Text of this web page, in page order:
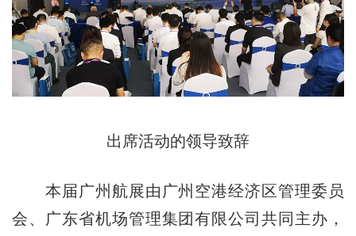
出席活动的领导致辞
本届广州航展由广州空港经济区管理委员
会、广东省机场管理集团有限公司共同主办，